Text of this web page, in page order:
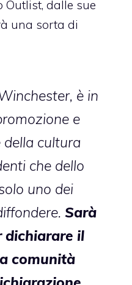
Outlist, dalle sue
una sorta di
è in
e
della cultura
che dello
uno dei
Sarà
dichiarare il
comunità